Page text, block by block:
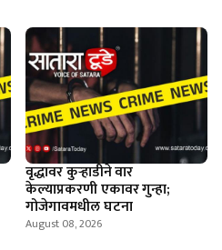
वृद्धावर कुऱ्हाडीने वार
केल्याप्रकरणी एकावर गुन्हा;
गोजेगावमधील घटना
August 08, 2026